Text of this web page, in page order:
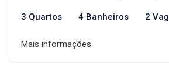
3 Quartos 4 Banheiros 2
Mais informações